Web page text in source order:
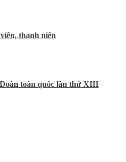
thanh niên
toàn quốc lần thứ XIII